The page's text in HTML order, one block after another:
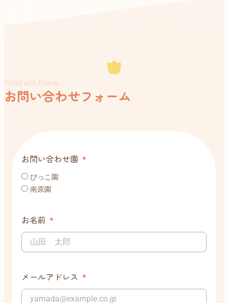
Contact Form
お問い合わせフォーム
お問い合わせ園
ぴっこ園
南原園
お名前
メールアドレス